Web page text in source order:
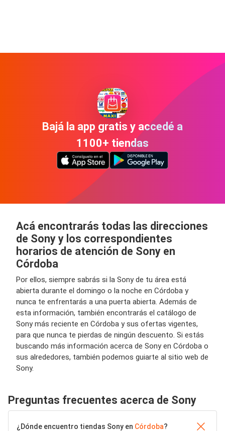
Bajá la app gratis y accedé a
1100+ tiendas
Acá encontrarás todas las direcciones
de Sony y los correspondientes
horarios de atención de Sony en
Córdoba
Por ellos, siempre sabrás si la Sony de tu área está
abierta durante el domingo o la noche en Córdoba y
nunca te enfrentarás a una puerta abierta. Además de
esta información, también encontrarás el catálogo de
Sony más reciente en Córdoba y sus ofertas vigentes,
para que nunca te pierdas de ningún descuento. Si estás
buscando más información acerca de Sony en Córdoba o
sus alrededores, también podemos guiarte al sitio web de
Sony.
Preguntas frecuentes acerca de Sony
¿Dónde encuentro tiendas Sony en Córdoba?